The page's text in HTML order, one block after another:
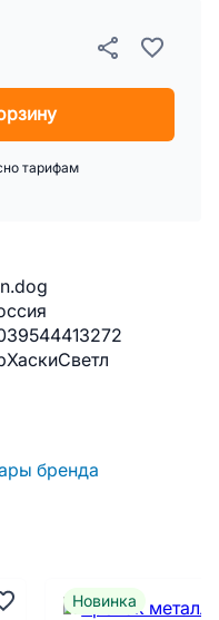
бренда
тарифам
Новинка